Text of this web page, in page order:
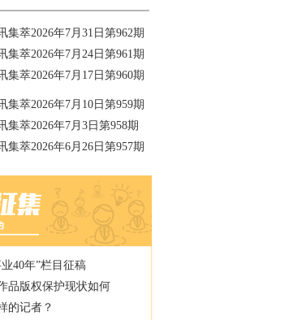
集萃2026年7月31日第962期
集萃2026年7月24日第961期
集萃2026年7月17日第960期
集萃2026年7月10日第959期
集萃2026年7月3日第958期
集萃2026年6月26日第957期
40年”栏目征稿
品版权保护现状如何
的记者？